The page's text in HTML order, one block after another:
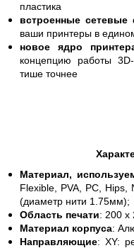
пластика
встроенные сетевые
ваши принтеры в
новое ядро
концепцию работы
тише точнее
Материал,
Flexible, PVA, PC, Hips,
(диаметр нити 1.75мм);
Область печати: 200 х
Материал корпуса:
Направляющие: XY: